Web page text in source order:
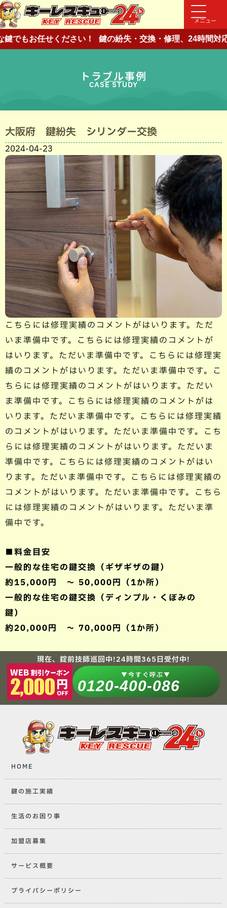
メニュー
もお任せください！ 鍵の紛失・交換・修理、24時間対応
トラブル事例
CASE STUDY
大阪府 鍵紛失 シリンダー交換
2024-04-23
こちらには修理実績のコメントがはいります。ただ
いま準備中です。こちらには修理実績のコメントが
はいります。ただいま準備中です。こちらには修理実
績のコメントがはいります。ただいま準備中です。こ
ちらには修理実績のコメントがはいります。ただい
ま準備中です。こちらには修理実績のコメントがは
いります。ただいま準備中です。こちらには修理実績
のコメントがはいります。ただいま準備中です。こち
らには修理実績のコメントがはいります。ただいま
準備中です。こちらには修理実績のコメントがはい
ります。ただいま準備中です。こちらには修理実績の
コメントがはいります。ただいま準備中です。こちら
には修理実績のコメントがはいります。ただいま準
備中です。
■料金目安
一般的な住宅の鍵交換（ギザギザの鍵）
約15,000円 ～ 50,000円（1か所）
一般的な住宅の鍵交換（ディンプル・くぼみの
鍵）
約20,000円 ～ 70,000円（1か所）
現在、錠前技師巡回中!24時間365日受付中!
▼今すぐ呼ぶ▼
0120-400-086
HOME
鍵の施工実績
生活のお困り事
加盟店募集
サービス概要
プライバシーポリシー